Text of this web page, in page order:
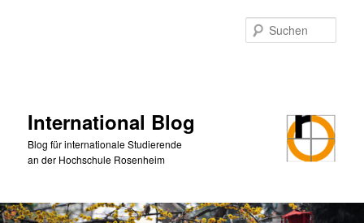
International Blog
Blog für internationale Studierende
an der Hochschule Rosenheim